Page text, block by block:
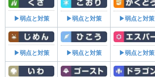
▶弱点と対策 ▶弱点と対策 ▶弱点と対策
▶弱点と対策 ▶弱点と対策 ▶弱点と対策